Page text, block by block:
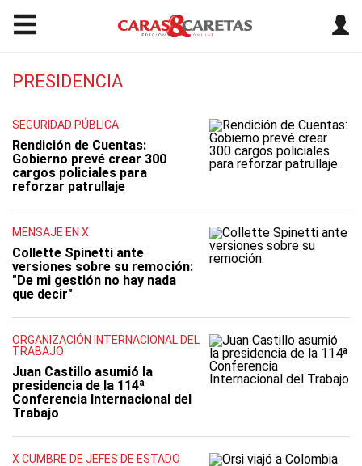
PRESIDENCIA
SEGURIDAD PÚBLICA
Rendición de Cuentas:
Gobierno prevé crear 300
cargos policiales para
reforzar patrullaje
MENSAJE EN X
Collette Spinetti ante
versiones sobre su remoción:
"De mi gestión no hay nada
que decir"
ORGANIZACIÓN INTERNACIONAL DEL
TRABAJO
Juan Castillo asumió la
presidencia de la 114ª
Conferencia Internacional del
Trabajo
X CUMBRE DE JEFES DE ESTADO